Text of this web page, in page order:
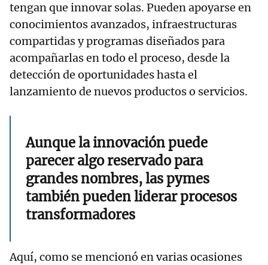
tengan que innovar solas. Pueden apoyarse en
conocimientos avanzados, infraestructuras
compartidas y programas diseñados para
acompañarlas en todo el proceso, desde la
detección de oportunidades hasta el
lanzamiento de nuevos productos o servicios.
Aunque la innovación puede
parecer algo reservado para
grandes nombres, las pymes
también pueden liderar procesos
transformadores
Aquí, como se mencionó en varias ocasiones